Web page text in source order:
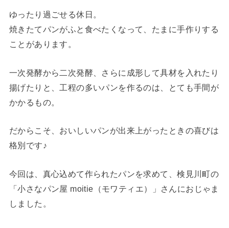
ゆったり過ごせる休日。
焼きたてパンがふと食べたくなって、たまに手作りする
ことがあります。
一次発酵から二次発酵、さらに成形して具材を入れたり
揚げたりと、工程の多いパンを作るのは、とても手間が
かかるもの。
だからこそ、おいしいパンが出来上がったときの喜びは
格別です♪
今回は、真心込めて作られたパンを求めて、検見川町の
「小さなパン屋 moitie（モワティエ）」さんにおじゃま
しました。